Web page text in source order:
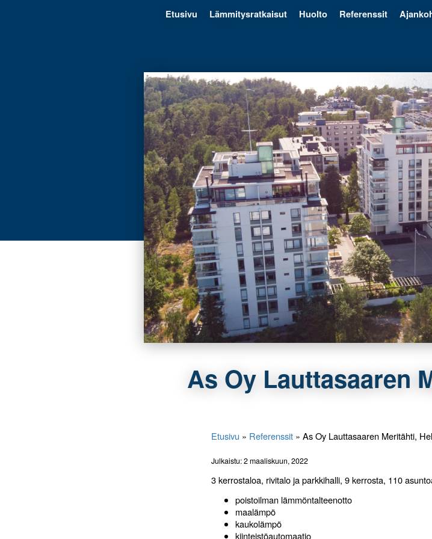
Etusivu Lämmitysratkaisut Huolto Referenssit
As Oy Lauttasaaren
Etusivu » Referenssit » As Oy Lauttasaaren Meritähti,
Julkaistu: 2 maaliskuun, 2022
3 kerrostaloa, rivitalo ja parkkihalli, 9 kerrosta, 110
poistoilman lämmöntalteenotto
maalämpö
kaukolämpö
kiinteistöautomaatio